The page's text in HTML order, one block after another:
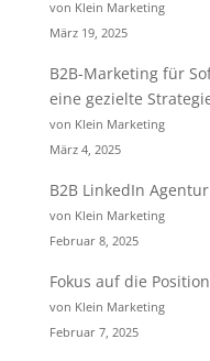
von Klein Marketing
März 19, 2025
B2B-Marketing für
eine gezielte
von Klein Marketing
März 4, 2025
B2B LinkedIn
von Klein Marketing
Februar 8, 2025
Fokus auf die
von Klein Marketing
Februar 7, 2025